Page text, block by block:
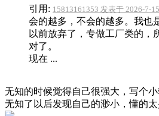
引用: 15813161353 发表于 2026-7-
会的越多，不会的越多。我也
以前放弃了，专做工厂类的，
对了。
现在 ...
无知的时候觉得自己很强大，写个
无知了以后发现自己的渺小，懂的